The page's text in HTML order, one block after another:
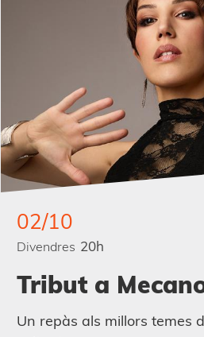
02/10
Divendres 20h
Tribut a
Un repàs als millors temes